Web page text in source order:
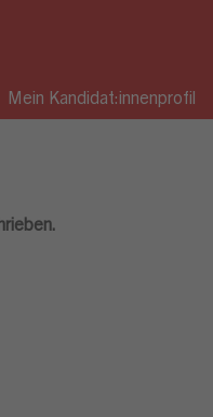
Mein Kandidat:innenprofil